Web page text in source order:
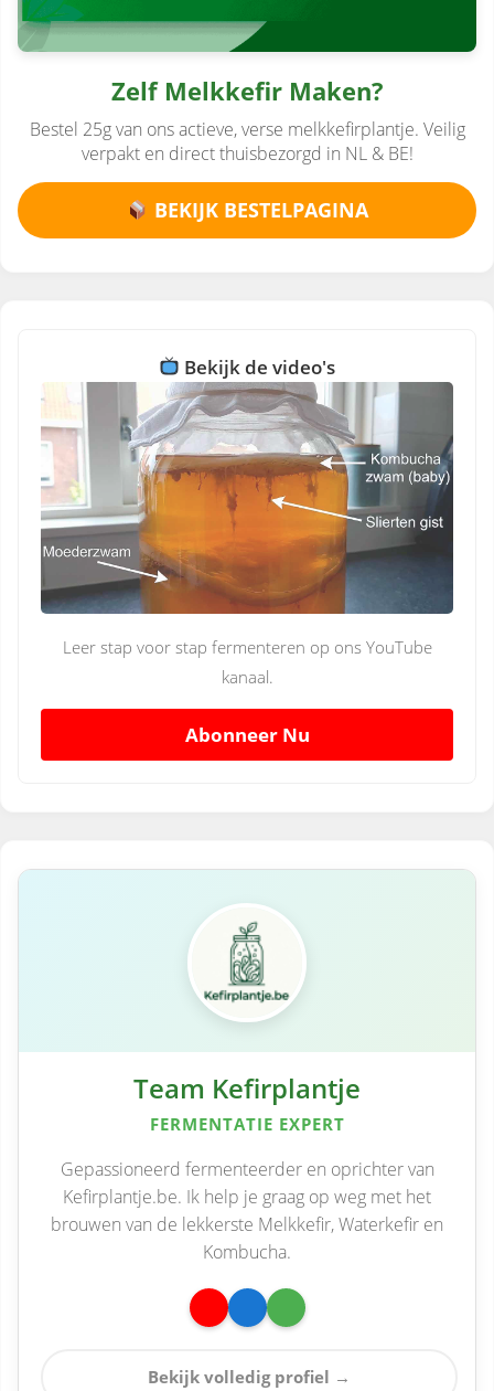
Zelf Melkkefir Maken?
Bestel 25g van ons actieve, verse melkkefirplantje. Veilig
verpakt en direct thuisbezorgd in NL & BE!
BEKIJK BESTELPAGINA
Bekijk de video's
Leer stap voor stap fermenteren op ons YouTube
kanaal.
Abonneer Nu
Team Kefirplantje
FERMENTATIE EXPERT
Gepassioneerd fermenteerder en oprichter van
Kefirplantje.be. Ik help je graag op weg met het
brouwen van de lekkerste Melkkefir, Waterkefir en
Kombucha.
Bekijk volledig profiel →